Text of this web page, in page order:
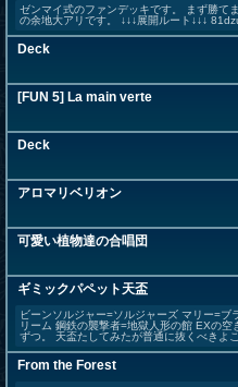
ゼンマイ式のファンデッキです。 まず勝て
の余地大アリです。 ↓↓↓展開ルート↓↓↓
Deck
[FUN 5] La main verte
Deck
アロマリベリオン
可愛い植物達の合唱団
ギミックパペット天盃
ビーンソルジャー=ソルジャーズ マリー=ブ
リーム 鋼鉄の襲撃者=地獄人形の館 EXの
ずつ。 天盃たしてみたが普通に抜くべきよこ
From the Forest